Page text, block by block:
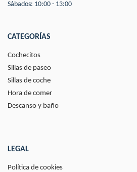
Sábados: 10:00 - 13:00
CATEGORÍAS
Cochecitos
Sillas de paseo
Sillas de coche
Hora de comer
Descanso y baño
LEGAL
Política de cookies